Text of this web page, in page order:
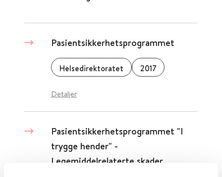
Pasientsikkerhetsprogrammet
Helsedirektoratet 2017
Detaljer
Pasientsikkerhetsprogrammet "I
trygge hender" -
Legemiddelrelaterte skader